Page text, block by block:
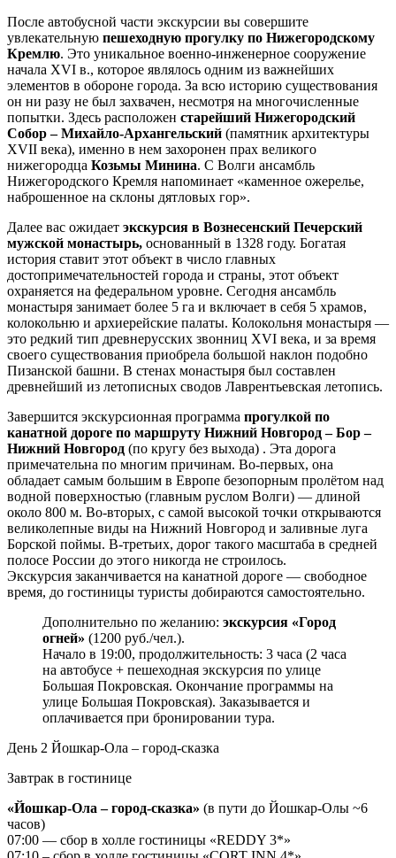
После автобусной части экскурсии вы совершите
увлекательную пешеходную прогулку по Нижегородскому
Кремлю. Это уникальное военно-инженерное сооружение
начала XVI в., которое являлось одним из важнейших
элементов в обороне города. За всю историю существования
он ни разу не был захвачен, несмотря на многочисленные
попытки. Здесь расположен старейший Нижегородский
Собор – Михайло-Архангельский (памятник архитектуры
ХVII века), именно в нем захоронен прах великого
нижегородца Козьмы Минина. С Волги ансамбль
Нижегородского Кремля напоминает «каменное ожерелье,
наброшенное на склоны дятловых гор».
Далее вас ожидает экскурсия в Вознесенский Печерский
мужской монастырь, основанный в 1328 году. Богатая
история ставит этот объект в число главных
достопримечательностей города и страны, этот объект
охраняется на федеральном уровне. Сегодня ансамбль
монастыря занимает более 5 га и включает в себя 5 храмов,
колокольню и архиерейские палаты. Колокольня монастыря —
это редкий тип древнерусских звонниц ХVI века, и за время
своего существования приобрела большой наклон подобно
Пизанской башни. В стенах монастыря был составлен
древнейший из летописных сводов Лаврентьевская летопись.
Завершится экскурсионная программа прогулкой по
канатной дороге по маршруту Нижний Новгород – Бор –
Нижний Новгород (по кругу без выхода) . Эта дорога
примечательна по многим причинам. Во-первых, она
обладает самым большим в Европе безопорным пролётом над
водной поверхностью (главным руслом Волги) — длиной
около 800 м. Во-вторых, с самой высокой точки открываются
великолепные виды на Нижний Новгород и заливные луга
Борской поймы. В-третьих, дорог такого масштаба в средней
полосе России до этого никогда не строилось.
Экскурсия заканчивается на канатной дороге — свободное
время, до гостиницы туристы добираются самостоятельно.
Дополнительно по желанию: экскурсия «Город
огней» (1200 руб./чел.).
Начало в 19:00, продолжительность: 3 часа (2 часа
на автобусе + пешеходная экскурсия по улице
Большая Покровская. Окончание программы на
улице Большая Покровская). Заказывается и
оплачивается при бронировании тура.
День 2 Йошкар-Ола – город-сказка
Завтрак в гостинице
«Йошкар-Ола – город-сказка» (в пути до Йошкар-Олы ~6
часов)
07:00 — сбор в холле гостиницы «REDDY 3*»